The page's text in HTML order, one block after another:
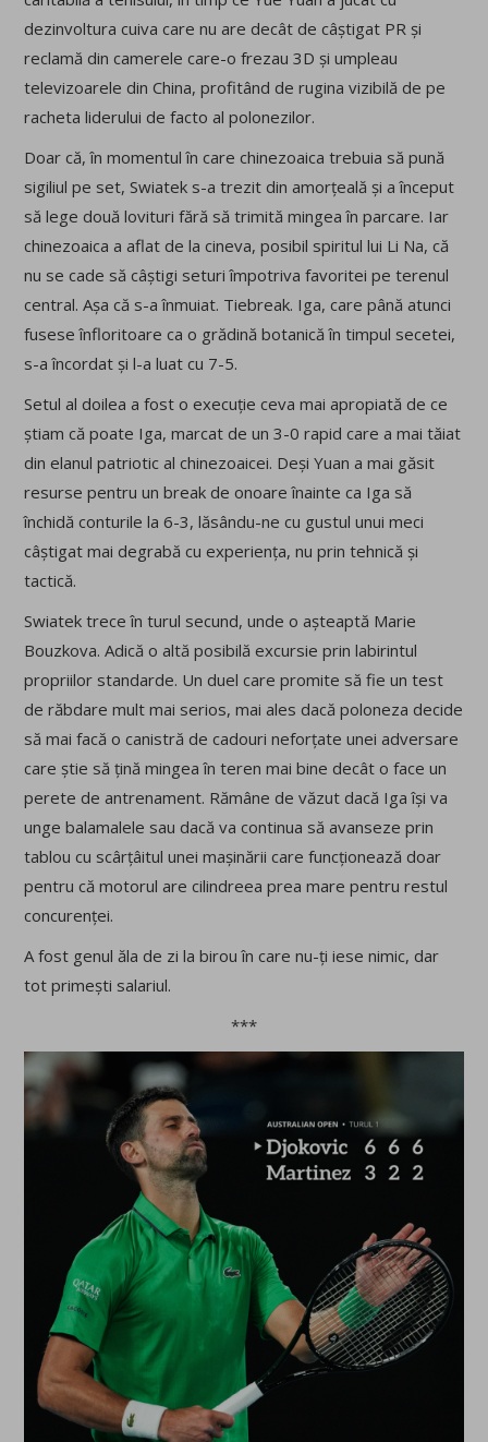
dezinvoltura cuiva care nu are decât de câștigat PR și
reclamă din camerele care-o frezau 3D și umpleau
televizoarele din China, profitând de rugina vizibilă de pe
racheta liderului de facto al polonezilor.
Doar că, în momentul în care chinezoaica trebuia să pună
sigiliul pe set, Swiatek s-a trezit din amorțeală și a început
să lege două lovituri fără să trimită mingea în parcare. Iar
chinezoaica a aflat de la cineva, posibil spiritul lui Li Na, că
nu se cade să câștigi seturi împotriva favoritei pe terenul
central. Așa că s-a înmuiat. Tiebreak. Iga, care până atunci
fusese înfloritoare ca o grădină botanică în timpul secetei,
s-a încordat și l-a luat cu 7-5.
Setul al doilea a fost o execuție ceva mai apropiată de ce
știam că poate Iga, marcat de un 3-0 rapid care a mai tăiat
din elanul patriotic al chinezoaicei. Deși Yuan a mai găsit
resurse pentru un break de onoare înainte ca Iga să
închidă conturile la 6-3, lăsându-ne cu gustul unui meci
câștigat mai degrabă cu experiența, nu prin tehnică și
tactică.
Swiatek trece în turul secund, unde o așteaptă Marie
Bouzkova. Adică o altă posibilă excursie prin labirintul
propriilor standarde. Un duel care promite să fie un test
de răbdare mult mai serios, mai ales dacă poloneza decide
să mai facă o canistră de cadouri neforțate unei adversare
care știe să țină mingea în teren mai bine decât o face un
perete de antrenament. Rămâne de văzut dacă Iga își va
unge balamalele sau dacă va continua să avanseze prin
tablou cu scârțâitul unei mașinării care funcționează doar
pentru că motorul are cilindreea prea mare pentru restul
concurenței.
A fost genul ăla de zi la birou în care nu-ți iese nimic, dar
tot primești salariul.
***